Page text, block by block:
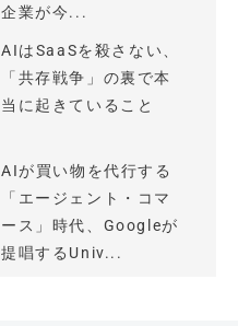
企業が今...
AIはSaaSを殺さない、
「共存戦争」の裏で本
当に起きていること
AIが買い物を代行する
「エージェント・コマ
ース」時代、Googleが
提唱するUniv...